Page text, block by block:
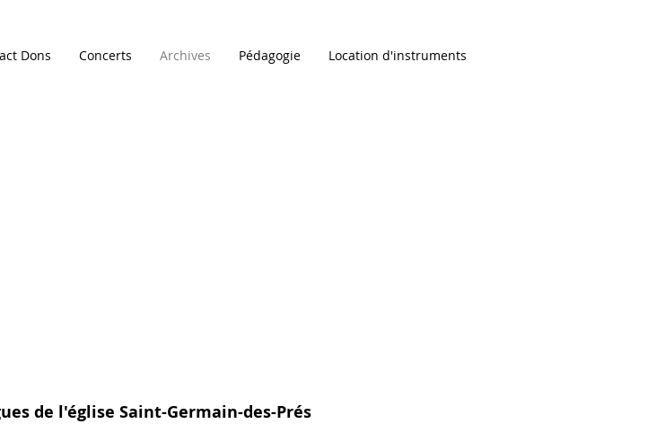
Dons Concerts Archives Pédagogie Location d'instruments
de l'église Saint-Germain-des-Prés